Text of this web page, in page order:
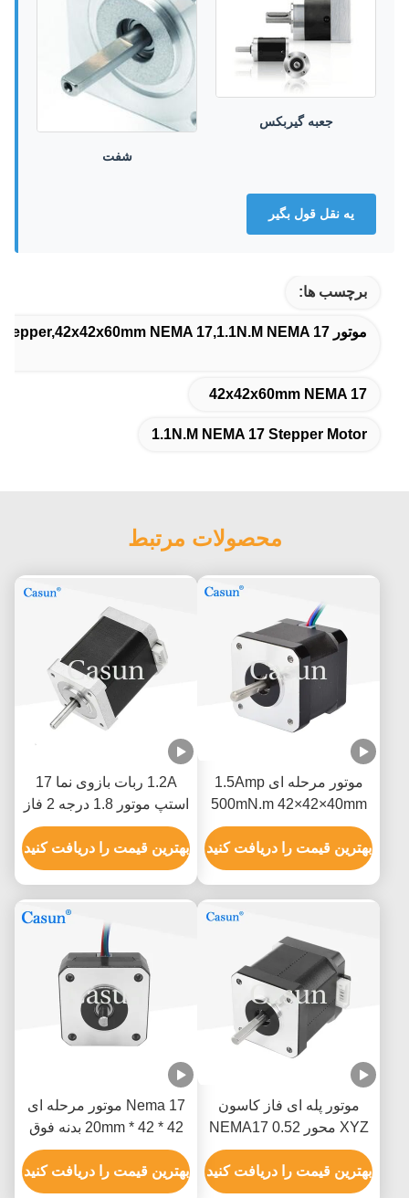
جعبه گیربکس
شفت
يه نقل قول بگير
برچسب ها:
موتور 60mm NEMA 17 Stepper,42x42x60mm NEMA 17,1.1N.M NEMA 17 موتور مرحله ای
42x42x60mm NEMA 17
1.1N.M NEMA 17 Stepper Motor
محصولات مرتبط
موتور مرحله ای 1.5Amp
500mN.m 42×42×40mm
NEMA 17 با ISO CE
بهترین قیمت را دریافت کنید
1.2A ربات بازوی نما 17
استپ موتور 1.8 درجه 2 فاز
با دقت بالا
بهترین قیمت را دریافت کنید
موتور پله ای فاز کاسون
XYZ محور NEMA17 0.52
نیوتن متر
بهترین قیمت را دریافت کنید
Nema 17 موتور مرحله ای
42 * 42 * 20mm بدنه فوق
نازک 1.0A 130mN.m برای
تجهیزات پزشکی
بهترین قیمت را دریافت کنید